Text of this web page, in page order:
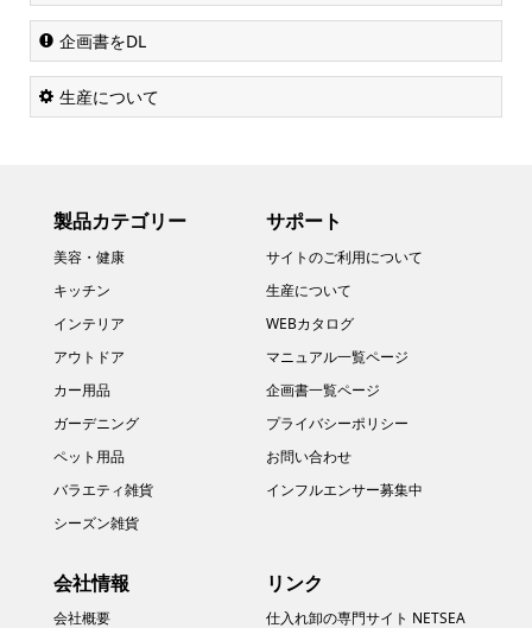
企画書をDL
生産について
製品カテゴリー
美容・健康
キッチン
インテリア
アウトドア
カー用品
ガーデニング
ペット用品
バラエティ雑貨
シーズン雑貨
サポート
サイトのご利用について
生産について
WEBカタログ
マニュアル一覧ページ
企画書一覧ページ
プライバシーポリシー
お問い合わせ
インフルエンサー募集中
会社情報
会社概要
リンク
仕入れ卸の専門サイト NETSEA